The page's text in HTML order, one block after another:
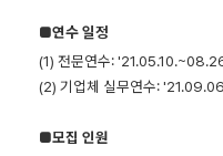
■연수 일정
(1) 전문연수:
(2) 기업체 실무연수:
■모집 인원